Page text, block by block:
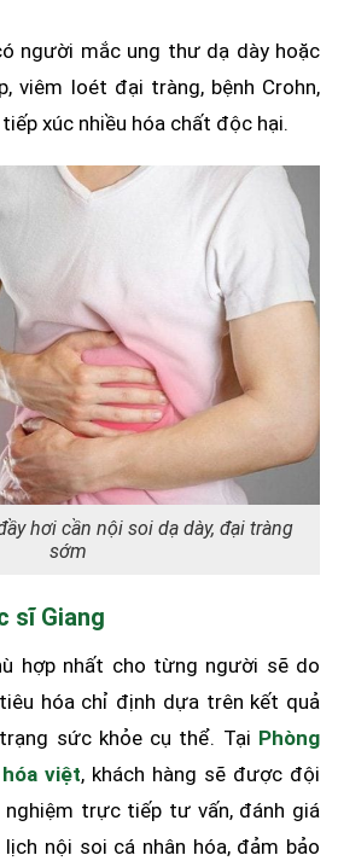
người mắc ung thư dạ dày hoặc
viêm loét đại tràng, bệnh Crohn,
tiếp xúc nhiều hóa chất độc hại.
hơi cần nội soi dạ dày, đại tràng
sớm
sĩ Giang
hợp nhất cho từng người sẽ do
hóa chỉ định dựa trên kết quả
sức khỏe cụ thể. Tại Phòng
việt, khách hàng sẽ được đội
nghiệm trực tiếp tư vấn, đánh giá
nội soi cá nhân hóa, đảm bảo